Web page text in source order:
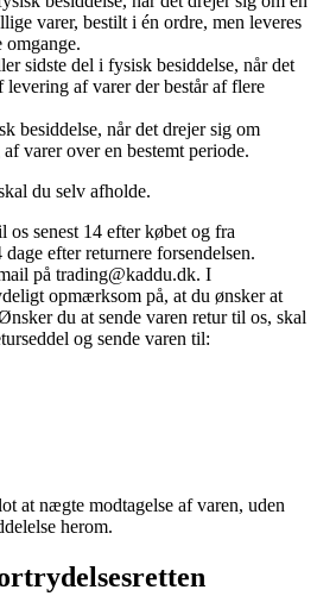
varer, bestilt i én ordre, men leveres
omgange.
sidste del i fysisk besiddelse, når det
levering af varer der består af flere
besiddelse, når det drejer sig om
varer over en bestemt periode.
du selv afholde.
os senest 14 efter købet og fra
efter returnere forsendelsen.
på trading@kaddu.dk. I
opmærksom på, at du ønsker at
du at sende varen retur til os, skal
og sende varen til:
at nægte modtagelse af varen, uden
herom.